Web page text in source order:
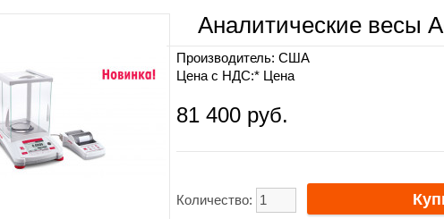
Аналитические весы
Производитель: США
Цена с НДС:* Цена
81 400 руб.
Количество: